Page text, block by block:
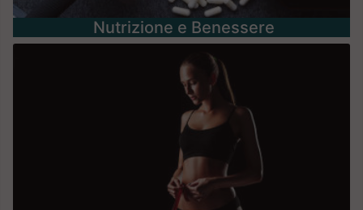
Nutrizione e Benessere